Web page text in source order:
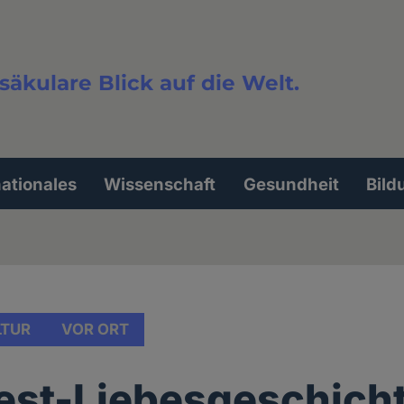
Blick auf die Welt.
Wissenschaft Gesundheit
VOR ORT